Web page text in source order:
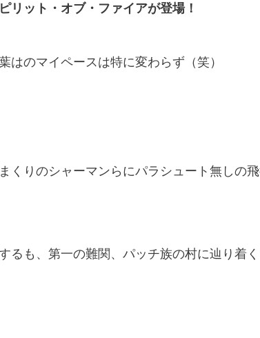
リット・オブ・ファイアが登場！
はのマイペースは特に変わらず（笑）
くりのシャーマンらにパラシュート無しの
るも、第一の難関、パッチ族の村に辿り着